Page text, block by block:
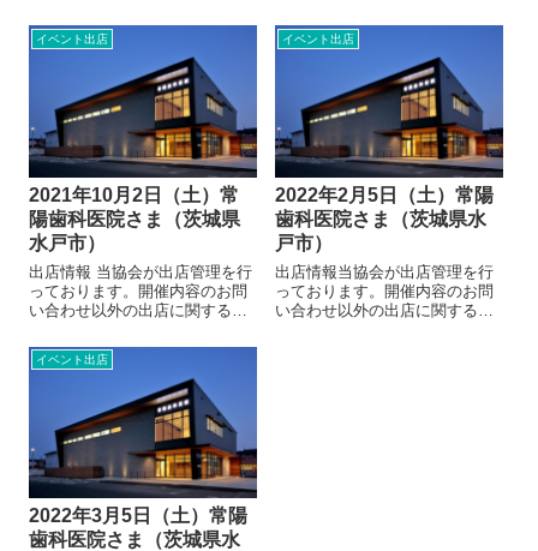
協会へお願いいたします。出店
に関するお問い合わせ開催地情
報（常陽歯科医院さま）2020年
5月12日 リニューアルオープ
ン電話02...
協会へお願いいたします。出店
に関するお問い合わせ開催地情
報（常陽歯科医院さま）2020年
5月12日 リニューアルオープ
ンを迎えた...
イベント出店
2021年10月2日（土）常
陽歯科医院さま（茨城県
水戸市）
出店情報 当協会が出店管理を行
っております。開催内容のお問
い合わせ以外の出店に関するお
協会へお願いいたします。 出店
に関するお問い合わせ 開催地情
報（常陽歯科医院さま） 2020年
5月12日 リニューアルオープ
ン...
イベント出店
2022年2月5日（土）常陽
歯科医院さま（茨城県水
戸市）
出店情報当協会が出店管理を行
っております。開催内容のお問
い合わせ以外の出店に関するお
イベント出店
2022年3月5日（土）常陽
歯科医院さま（茨城県水